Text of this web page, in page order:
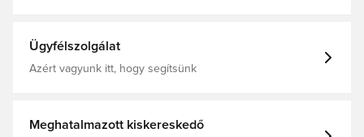
Ügyfélszolgálat
Azért vagyunk itt, hogy segítsünk
Meghatalmazott kiskereskedő